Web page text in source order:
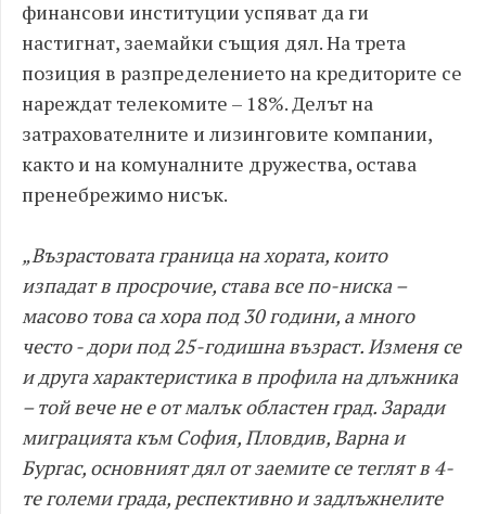
финансови институции успяват да ги
настигнат, заемайки същия дял. На трета
позиция в разпределението на кредиторите се
нареждат телекомите – 18%. Делът на
затрахователните и лизинговите компании,
както и на комуналните дружества, остава
пренебрежимо нисък.
„Възрастовата граница на хората, които
изпадат в просрочие, става все по-ниска –
масово това са хора под 30 години, а много
често - дори под 25-годишна възраст. Изменя се
и друга характеристика в профила на длъжника
– той вече не е от малък областен град. Заради
миграцията към София, Пловдив, Варна и
Бургас, основният дял от заемите се теглят в 4-
те големи града, респективно и задлъжнелите